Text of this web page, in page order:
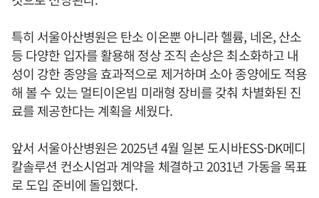
특히 서울아산병원은 탄소 이온뿐 아니라 헬륨, 네온, 산소
등 다양한 입자를 활용해 정상 조직 손상은 최소화하고 내
성이 강한 종양을 효과적으로 제거하며 소아 종양에도 적용
해 볼 수 있는 멀티이온빔 미래형 장비를 갖춰 차별화된 진
료를 제공한다는 계획을 세웠다.
앞서 서울아산병원은 2025년 4월 일본 도시바ESS-DK메디
칼솔루션 컨소시엄과 계약을 체결하고 2031년 가동을 목표
로 도입 준비에 돌입했다.